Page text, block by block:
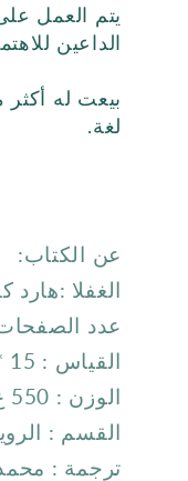
يتم العمل
الداعين
بيعت له
لغة.
عن الكتاب:
الغفلا :هارد
عدد الصفحات : 364
القياس : 15 * 21 سم
الوزن : 550 غ
القسم :
ترجمة :